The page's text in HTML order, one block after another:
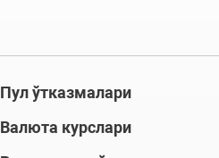
Пул ўтказмалари
Валюта курслари